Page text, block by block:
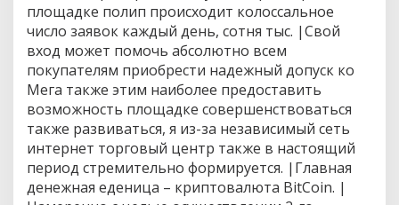
площадке полип происходит колоссальное
число заявок каждый день, сотня тыс. |Свой
вход может помочь абсолютно всем
покупателям приобрести надежный допуск ко
Мега также этим наиболее предоставить
возможность площадке совершенствоваться
также развиваться, я из-за независимый сеть
интернет торговый центр также в настоящий
период стремительно формируется. |Главная
денежная еденица – криптовалюта BitCoin. |